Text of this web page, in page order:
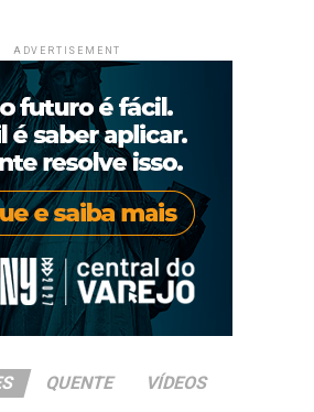
ADVERTISEMENT
QUENTE VÍDEOS